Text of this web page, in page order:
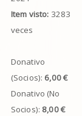
Item visto: 3283
veces
Donativo
(Socios): 6,00 €
Donativo (No
Socios): 8,00 €